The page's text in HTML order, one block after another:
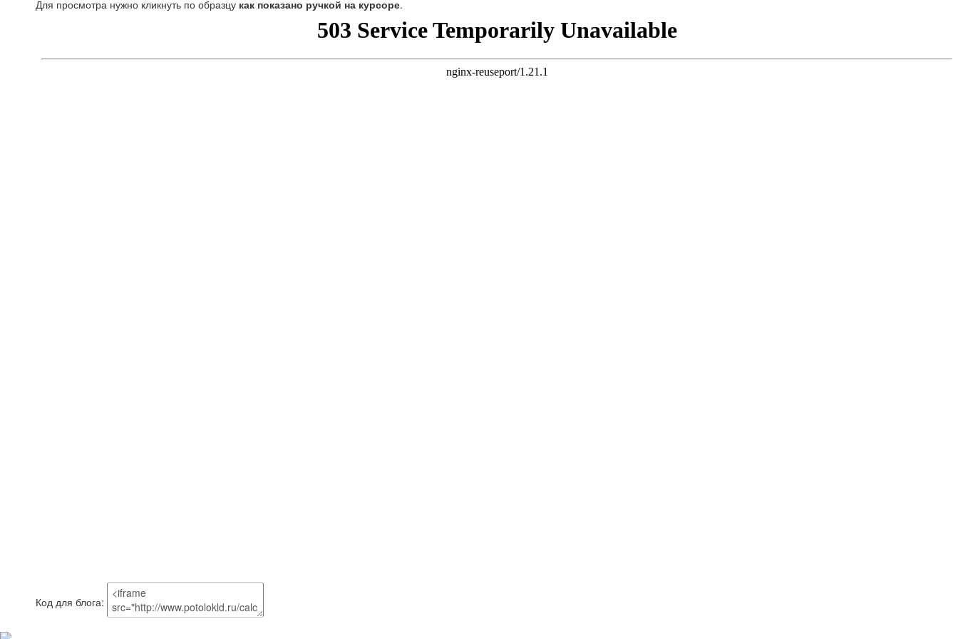
Для просмотра нужно кликнуть по образцу как показано ручкой на курсоре.
Код для блога: